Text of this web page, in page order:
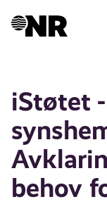
iStøtet
behov